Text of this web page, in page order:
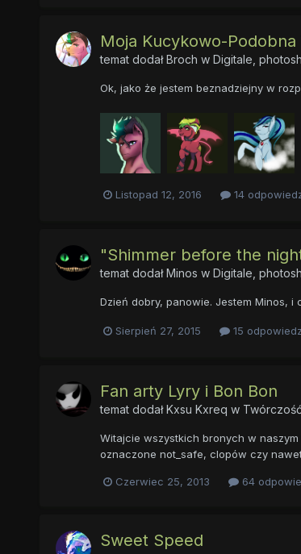
Moja Kucykowo-
temat dodał Broch w Digitale,
Ok, jako że jestem beznadziejny w
Listopad 12, 2016 14
"Shimmer before the
temat dodałMinos w Digitale,
Dzień dobry, panowie. Jestem Minos,
Sierpień 27, 2015 15
Fan arty Lyry i Bon Bon
temat dodałKxsu Kxreq w
Witajcie wszystkich bronych w
oznaczone not_safe, clopów czy
Czerwiec 25, 2013 64
Sweet Speed